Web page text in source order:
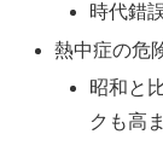
時代錯
熱中症の危
昭和と
クも高